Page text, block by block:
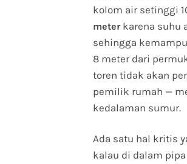
kolom air setinggi
meterkarena suhu
sehingga
8 meter dari
toren tidak akan
pemilik rumah —
kedalaman sumur.
Ada satu hal kritis
kalau di dalam